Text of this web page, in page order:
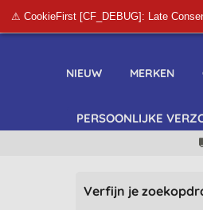
⚠ CookieFirst [CF_DEBUG]: Late
NIEUW MERKEN
PERSOONLIJKE
Verfijn je